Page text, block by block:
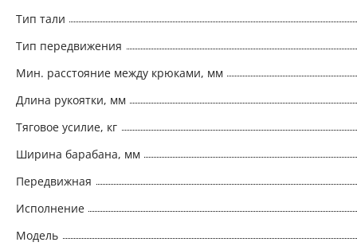
Тип тали
Тип передвижения
Мин. расстояние между крюками, мм
Длина рукоятки, мм
Тяговое усилие, кг
Ширина барабана, мм
Передвижная
Исполнение
Модель